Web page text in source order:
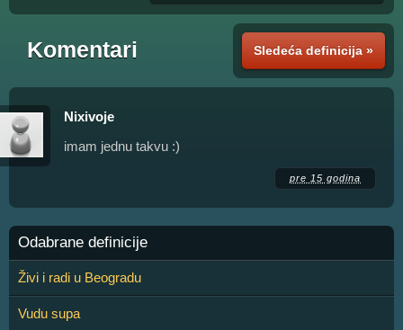
Sledeća definicija »
Komentari
Nixivoje
imam jednu takvu :)
pre 15 godina
Odabrane definicije
Živi i radi u Beogradu
Vudu supa